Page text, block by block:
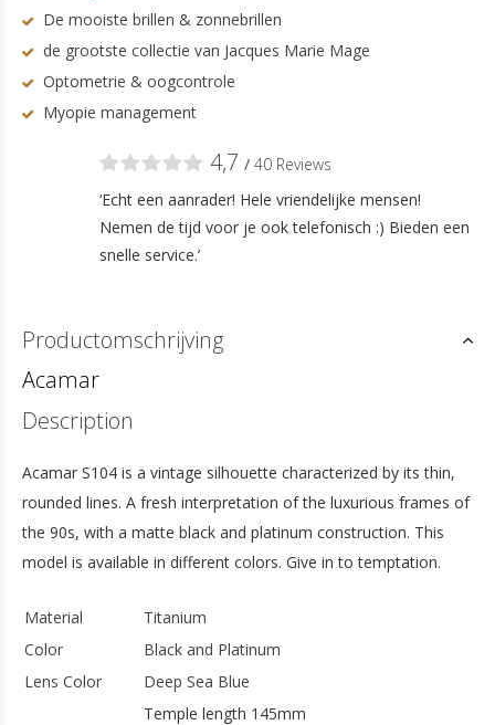
De mooiste brillen & zonnebrillen
de grootste collectie van Jacques Marie Mage
Optometrie & oogcontrole
Myopie management
4,7 / 40 Reviews
‘Echt een aanrader! Hele vriendelijke mensen!
Nemen de tijd voor je ook telefonisch :) Bieden een
snelle service.’
Productomschrijving
Acamar
Description
Acamar S104 is a vintage silhouette characterized by its thin,
rounded lines. A fresh interpretation of the luxurious frames of
the 90s, with a matte black and platinum construction. This
model is available in different colors. Give in to temptation.
Material
Titanium
Color
Black and Platinum
Lens Color
Deep Sea Blue
Temple length 145mm